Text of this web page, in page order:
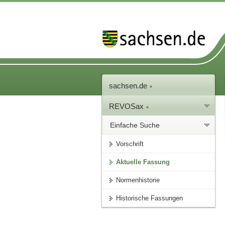
sachsen.de
REVOSax
Einfache Suche
Vorschrift
Aktuelle Fassung
Normenhistorie
Historische Fassungen